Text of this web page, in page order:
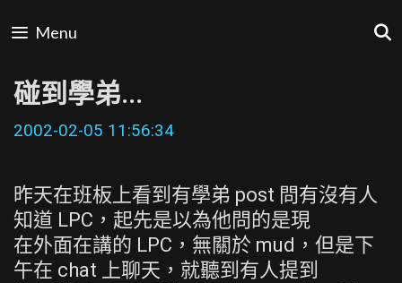
to
Menu
碰到學弟...
2002-02-05 11:56:34
昨天在班板上看到有學弟 post 問有沒有人
知道 LPC，起先是以為他問的是現
在外面在講的 LPC，無關於 mud，但是下
午在 chat 上聊天，就聽到有人提到